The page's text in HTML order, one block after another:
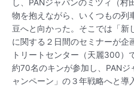
し、PANジャパンのミツィ（
物を抱えながら、いくつもの列
豆へと向かった。そこでは「新
に関する２日間のセミナーが企
トリートセンター（天麗300）
約70名のキンが参加し、PAN
ャンペーン」の３年戦略へと